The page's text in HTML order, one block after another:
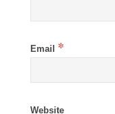
Email *
Website